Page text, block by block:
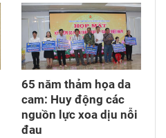
65 năm thảm họa da
cam: Huy động các
nguồn lực xoa dịu nỗi
đau